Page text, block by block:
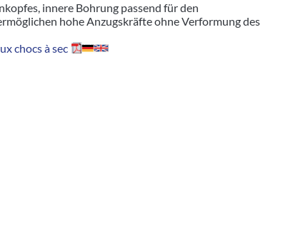
innere Bohrung passend für den
hohe Anzugskräfte ohne Verformung des
chocs à sec